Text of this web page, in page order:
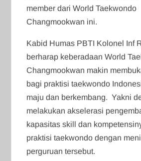
member dari World Taekwondo
Changmookwan ini.
Kabid Humas PBTI Kolonel Inf
berharap keberadaan World
Changmookwan makin
bagi praktisi taekwondo
maju dan berkembang. Yakni
melakukan akselerasi
kapasitas skill dan
praktisi taekwondo dengan
perguruan tersebut.